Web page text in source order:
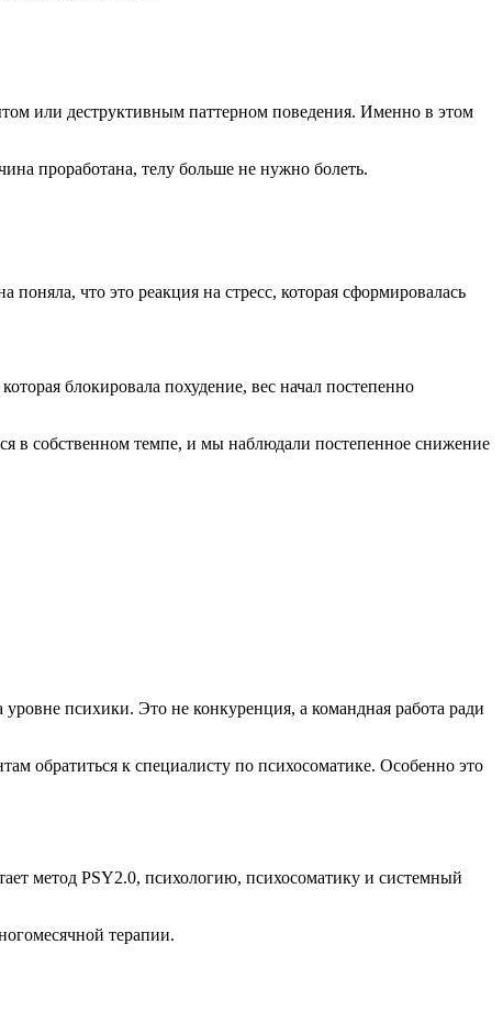
или деструктивным паттерном поведения. Именно в этом
проработана, телу больше не нужно болеть.
что это реакция на стресс, которая сформировалась
блокировала похудение, вес начал постепенно
в собственном темпе, и мы наблюдали постепенное снижение
психики. Это не конкуренция, а командная работа ради
обратиться к специалисту по психосоматике. Особенно это
метод PSY2.0, психологию, психосоматику и системный
терапии.